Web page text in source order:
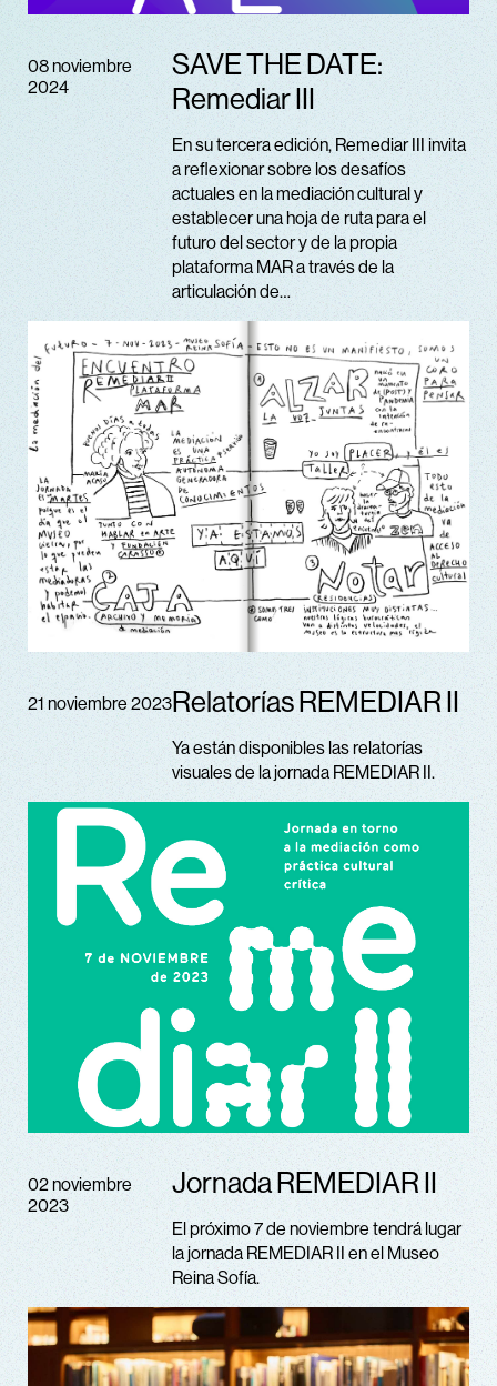
08 noviembre
2024
SAVE THE DATE:
Remediar III
En su tercera edición, Remediar III invita
a reflexionar sobre los desafíos
actuales en la mediación cultural y
establecer una hoja de ruta para el
futuro del sector y de la propia
plataforma MAR a través de la
articulación de…
21 noviembre 2023Relatorías REMEDIAR II
Ya están disponibles las relatorías
visuales de la jornada REMEDIAR II.
02 noviembre
2023
Jornada REMEDIAR II
El próximo 7 de noviembre tendrá lugar
la jornada REMEDIAR II en el Museo
Reina Sofía.